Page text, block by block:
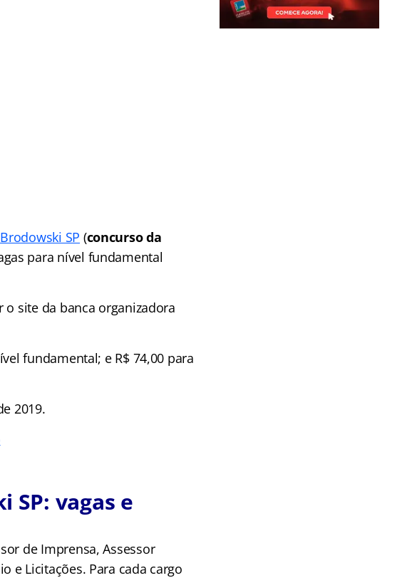
SP (concurso da
para nível fundamental
o site da banca organizadora
fundamental; e R$ 74,00 para
2019.
SP: vagas e
de Imprensa, Assessor
e Licitações. Para cada cargo